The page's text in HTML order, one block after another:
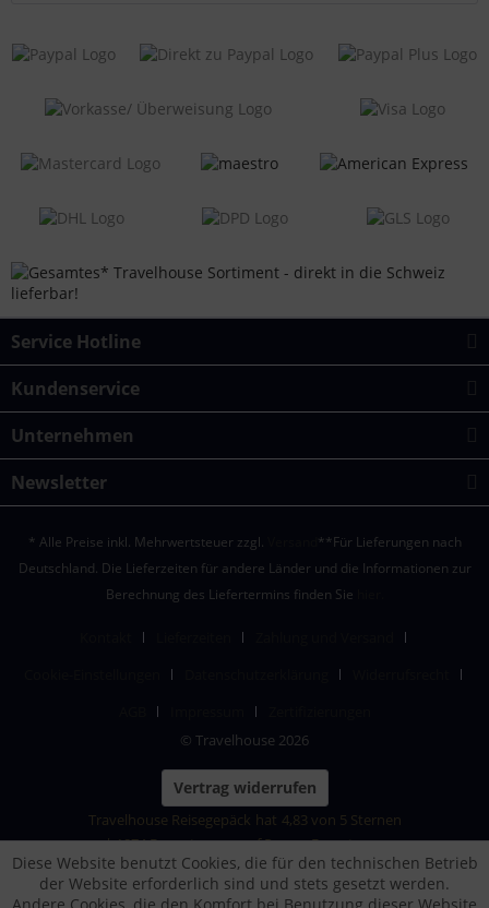
Service Hotline
Kundenservice
Unternehmen
Newsletter
* Alle Preise inkl. Mehrwertsteuer zzgl.
**Für Lieferungen nach
Deutschland. Die Lieferzeiten für andere Länder und die Informationen zur
Berechnung des Liefertermins finden Sie
© Travelhouse 2026
Vertrag widerrufen
Travelhouse Reisegepäck hat 4,83 von 5 Sternen
|1874Bewertungen auf ProvenExpert.com
Diese Website benutzt Cookies, die für den technischen Betrieb
der Website erforderlich sind und stets gesetzt werden.